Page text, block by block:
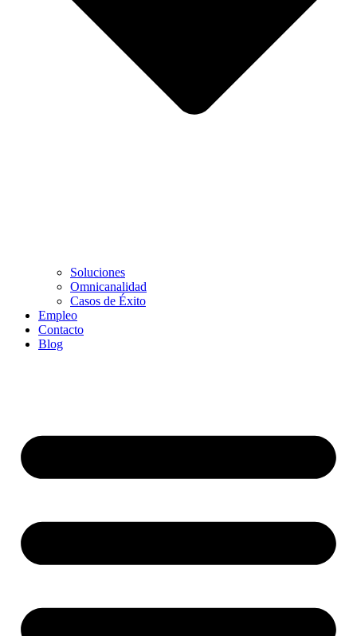
Soluciones
Omnicanalidad
Casos de Éxito
Empleo
Contacto
Blog